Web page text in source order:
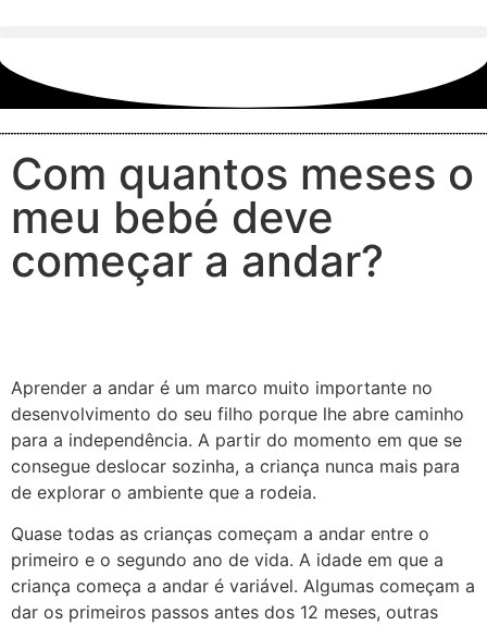
Com quantos meses o
meu bebé deve
começar a andar?
Aprender a andar é um marco muito importante no
desenvolvimento do seu filho porque lhe abre caminho
para a independência. A partir do momento em que se
consegue deslocar sozinha, a criança nunca mais para
de explorar o ambiente que a rodeia.
Quase todas as crianças começam a andar entre o
primeiro e o segundo ano de vida. A idade em que a
criança começa a andar é variável. Algumas começam a
dar os primeiros passos antes dos 12 meses, outras